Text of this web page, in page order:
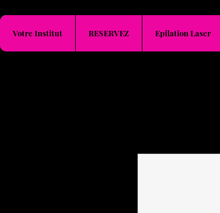
Votre Institut RESERVEZ Epilation Laser